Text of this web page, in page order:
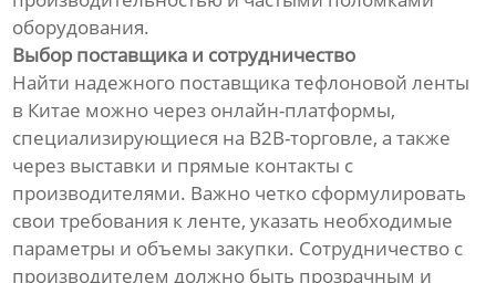
оборудования.
Выбор поставщика и сотрудничество
Найти надежного поставщика тефлоновой ленты
в Китае можно через онлайн-платформы,
специализирующиеся на B2B-торговле, а также
через выставки и прямые контакты с
производителями. Важно четко сформулировать
свои требования к ленте, указать необходимые
параметры и объемы закупки. Сотрудничество с
производителем должно быть прозрачным и